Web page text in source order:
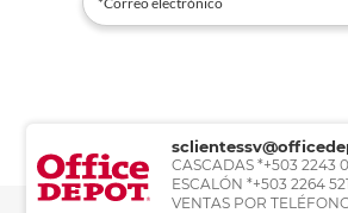
CASCADAS *+503 2243
ESCALÓN *+503 2264
VENTAS POR